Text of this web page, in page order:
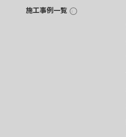
施工事例一覧